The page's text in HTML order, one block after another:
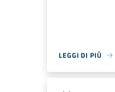
LEGGI DI PIÙ